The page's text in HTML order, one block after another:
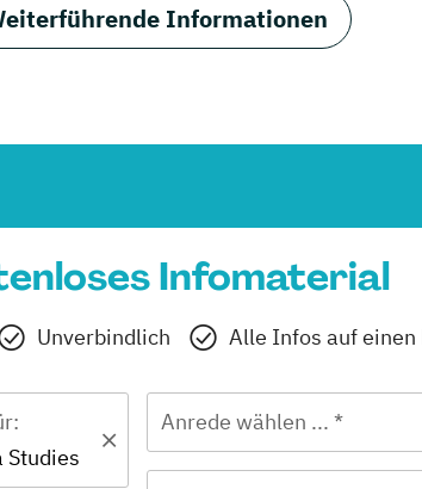
Informationen
Infomaterial
Unverbindlich Alle Infos auf einen
Studies
Anrede wählen ... *